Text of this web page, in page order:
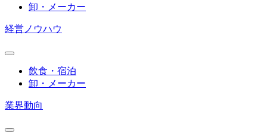
卸・メーカー
経営ノウハウ
飲食・宿泊
卸・メーカー
業界動向